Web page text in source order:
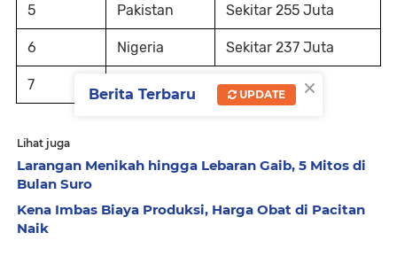
5 Pakistan Sekitar 255 Juta
6 Nigeria Sekitar 237 Juta
7
Lihat juga
Larangan Menikah hingga Lebaran Gaib, 5 Mitos di
Bulan Suro
Kena Imbas Biaya Produksi, Harga Obat di Pacitan
Naik
×
Berita Terbaru UPDATE